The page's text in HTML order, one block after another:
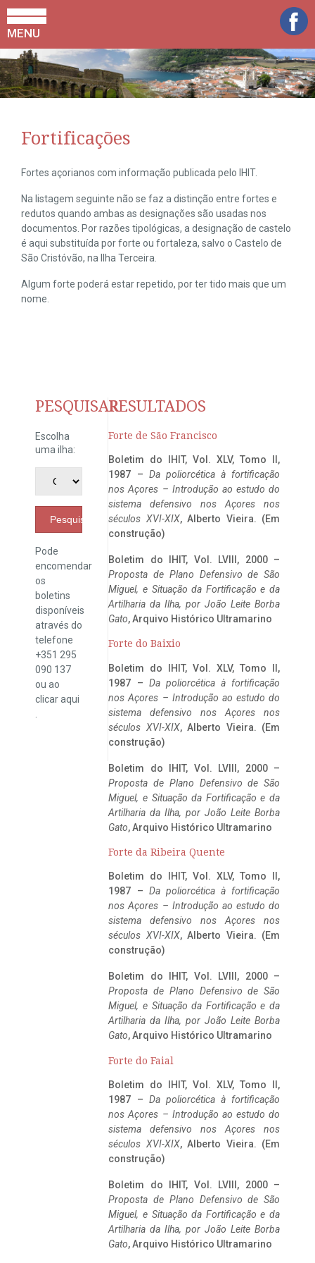
MENU
Fortificações
Fortes açorianos com informação publicada pelo IHIT.
Na listagem seguinte não se faz a distinção entre fortes e
redutos quando ambas as designações são usadas nos
documentos. Por razões tipológicas, a designação de castelo
é aqui substituída por forte ou fortaleza, salvo o Castelo de
São Cristóvão, na Ilha Terceira.
Algum forte poderá estar repetido, por ter tido mais que um
nome.
PESQUISAR
Escolha
uma ilha:
Pesquisar
Pode
encomendar
os
boletins
disponíveis
através do
telefone
+351 295
090 137
ou ao
clicaraqui
RESULTADOS
Forte de São Francisco
Boletim do IHIT, Vol. XLV, Tomo II,
1987 – Da poliorcética à fortificação
nos Açores – Introdução ao estudo do
sistema defensivo nos Açores nos
séculos XVI-XIX, Alberto Vieira. (Em
construção)
Boletim do IHIT, Vol. LVIII, 2000 –
Proposta de Plano Defensivo de São
Miguel, e Situação da Fortificação e da
Artilharia da Ilha, por João Leite Borba
Gato, Arquivo Histórico Ultramarino
Forte do Baixio
Boletim do IHIT, Vol. XLV, Tomo II,
1987 – Da poliorcética à fortificação
nos Açores – Introdução ao estudo do
sistema defensivo nos Açores nos
séculos XVI-XIX, Alberto Vieira. (Em
construção)
Boletim do IHIT, Vol. LVIII, 2000 –
Proposta de Plano Defensivo de São
Miguel, e Situação da Fortificação e da
Artilharia da Ilha, por João Leite Borba
Gato, Arquivo Histórico Ultramarino
Forte da Ribeira Quente
Boletim do IHIT, Vol. XLV, Tomo II,
1987 – Da poliorcética à fortificação
nos Açores – Introdução ao estudo do
sistema defensivo nos Açores nos
séculos XVI-XIX, Alberto Vieira. (Em
construção)
Boletim do IHIT, Vol. LVIII, 2000 –
Proposta de Plano Defensivo de São
Miguel, e Situação da Fortificação e da
Artilharia da Ilha, por João Leite Borba
Gato, Arquivo Histórico Ultramarino
Forte do Faial
Boletim do IHIT, Vol. XLV, Tomo II,
1987 – Da poliorcética à fortificação
nos Açores – Introdução ao estudo do
sistema defensivo nos Açores nos
séculos XVI-XIX, Alberto Vieira. (Em
construção)
Boletim do IHIT, Vol. LVIII, 2000 –
Proposta de Plano Defensivo de São
Miguel, e Situação da Fortificação e da
Artilharia da Ilha, por João Leite Borba
Gato, Arquivo Histórico Ultramarino